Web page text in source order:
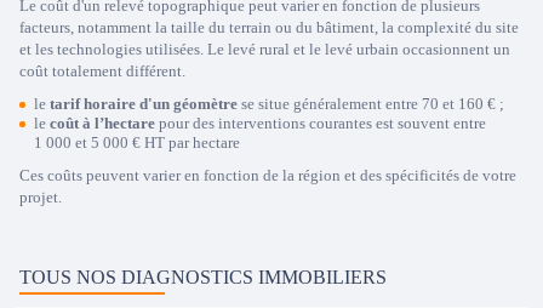
Le coût d'un relevé topographique peut varier en fonction de plusieurs
facteurs, notamment la taille du terrain ou du bâtiment, la complexité du site
et les technologies utilisées. Le levé rural et le levé urbain occasionnent un
coût totalement différent.
le tarif horaire d'un géomètre se situe généralement entre 70 et 160 € ;
le coût à l’hectare pour des interventions courantes est souvent entre
1 000 et 5 000 € HT par hectare
Ces coûts peuvent varier en fonction de la région et des spécificités de votre
projet.
TOUS NOS DIAGNOSTICS IMMOBILIERS